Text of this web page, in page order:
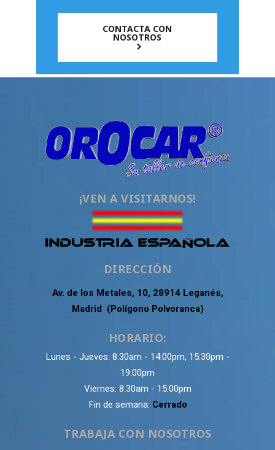
CONTACTA CON
NOSOTROS
¡VEN A VISITARNOS!
DIRECCIÓN
Av. de los Metales, 10, 28914 Leganés,
Madrid (Polígono Polvoranca)
HORARIO:
Lunes - Jueves: 8:30am - 14:00pm, 15:30pm -
19:00pm
Viernes: 8:30am - 15:00pm
Fin de semana: Cerrado
TRABAJA CON NOSOTROS